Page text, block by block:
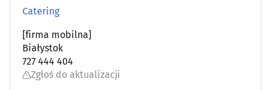
Rzemiosło artystyczne
Spawalnictwo
Sprzątanie(44)
Catering
[firma mobilna]
Białystok
727 444 404
Zgłoś do aktualizacji